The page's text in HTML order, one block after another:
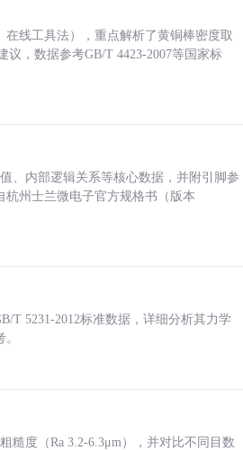
线工具法），重点解析了黄铜棒密度取
议，数据参考GB/T 4423-2007等国家标
、内部逻辑关系等核心数据，并附引脚参
州士兰微电子官方规格书（版本
T 5231-2012标准数据，详细分析其力学
糙度（Ra 3.2-6.3μm），并对比不同目数